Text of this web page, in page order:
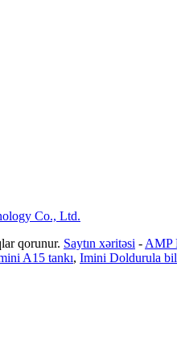
Co., Ltd.
qorunur. Saytın xəritəsi - AMP
A15 tankı, Imini Doldurula